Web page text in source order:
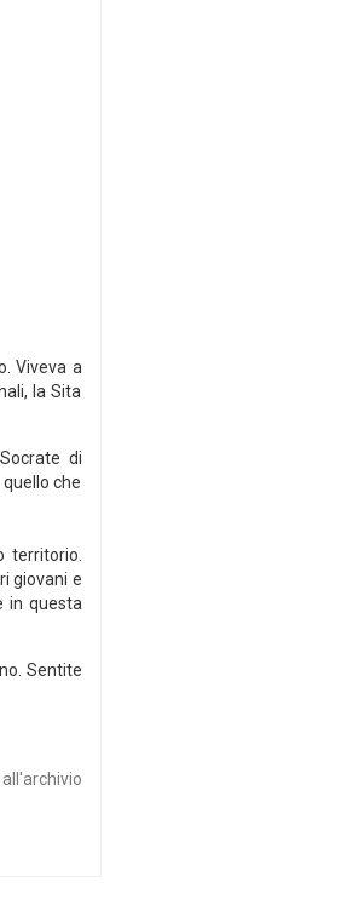
Viveva a
la Sita
di
che
territorio.
giovani e
in questa
Sentite